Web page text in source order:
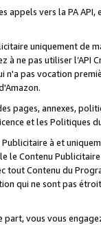
appels vers la PA
uniquement de
ne pas utiliser l’API
pas vocation
pages, annexes,
et les Politiques
à et
le Contenu
tout Contenu du
qui ne sont pas
vous vous